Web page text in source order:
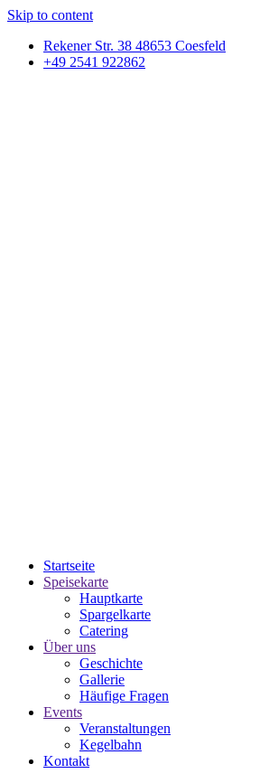
Skip to content
Rekener Str. 38 48653 Coesfeld
+49 2541 922862
Startseite
Speisekarte
Hauptkarte
Spargelkarte
Catering
Über uns
Geschichte
Gallerie
Häufige Fragen
Events
Veranstaltungen
Kegelbahn
Kontakt